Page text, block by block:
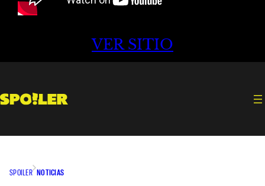
VER SITIO
SPOILER NOTICIAS